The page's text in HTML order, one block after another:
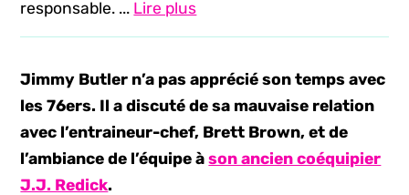
responsable. ... Lire plus
Jimmy Butler n’a pas apprécié son temps avec
les 76ers. Il a discuté de sa mauvaise relation
avec l’entraineur-chef, Brett Brown, et de
l’ambiance de l’équipe àson ancien coéquipier
J.J. Redick.